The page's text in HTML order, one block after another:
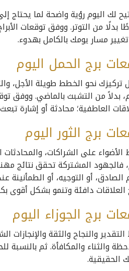
لك اليوم رؤية واضحة لما يحتاج
بدلًا من التوتر. ووفق توقعات
مسار يومك بالكامل بهدوء.
برج الحمل اليوم
تركيزك نحو الخطط طويلة الأجل،
بدلاً من التشبث بالماضي. ووفق
العاطفية؛ محادثة أو إشارة
برج الثور اليوم
على الشراكات،
فالجهود المشتركة تحقق نتائج
الصادق، أو التوجيه، أو
دافئة وتنمو بشكل أقوى
برج الجوزاء اليوم
والنجاح والثقة
والثناء والمكافأة. ثم
الحقيقية.